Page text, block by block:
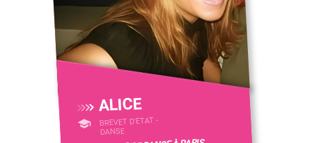
ALICE
BREVET D'ETAT -
DANSE